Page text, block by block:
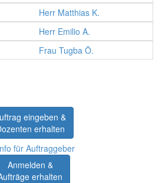
Herr Matthias K.
Herr Emilio A.
Frau Tugba Ö.
eingeben &
erhalten
für Auftraggeber
Anmelden &
erhalten